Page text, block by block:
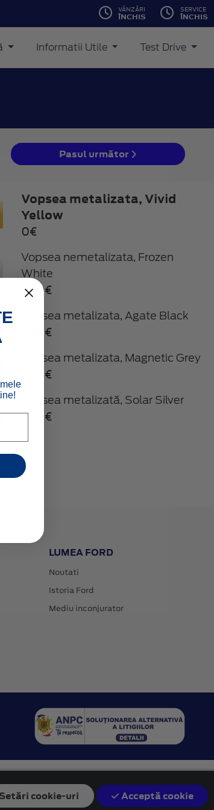
VÂNZĂRI
ÎNCHIS
SERVICE
ÎNCHIS
Informatii Utile Test Drive
Pasul următor
Vopsea metalizata, Vivid
Yellow
0€
Vopsea nemetalizata, Frozen
White
350€
Vopsea metalizata, Agate Black
700€
Vopsea metalizata, Magnetic Grey
700€
Vopsea metalizată, Solar Silver
700€
LUMEA FORD
Noutati
Istoria Ford
Mediu inconjurator
Setări cookie-uri Acceptă cookie